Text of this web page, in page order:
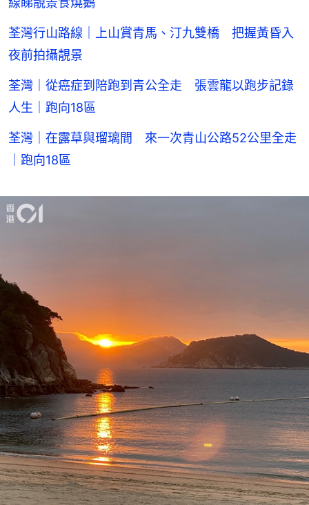
荃灣行山路線｜上山賞青馬、汀九雙橋 把握黃昏入
夜前拍攝靚景
荃灣｜從癌症到陪跑到青公全走 張雲龍以跑步記錄
人生｜跑向18區
荃灣｜在露草與瑠璃間 來一次青山公路52公里全走
｜跑向18區